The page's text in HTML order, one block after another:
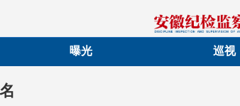
曝光 巡视